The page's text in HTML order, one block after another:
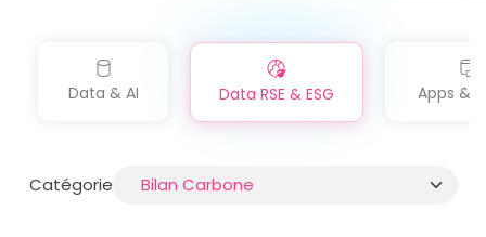
Data & AI Data RSE & ESG Apps &
Catégorie